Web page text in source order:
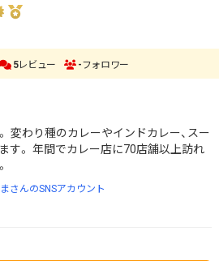
5レビュー -フォロワー
変わり種のカレーやインドカレー、スー
す。 年間でカレー店に70店舗以上訪れ
さんのSNSアカウント